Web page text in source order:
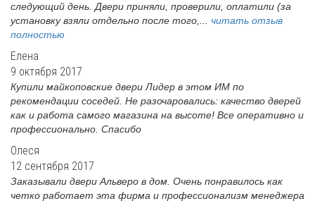
следующий день. Двери приняли, проверили, оплатили (за
установку взяли отдельно после того,... читать отзыв
полностью
Елена
9 октября 2017
Купили майкоповские двери Лидер в этом ИМ по
рекомендации соседей. Не разочаровались: качество дверей
как и работа самого магазина на высоте! Все оперативно и
профессионально. Спасибо
Олеся
12 сентября 2017
Заказывали двери Альверо в дом. Очень понравилось как
четко работает эта фирма и профессионализм менеджера